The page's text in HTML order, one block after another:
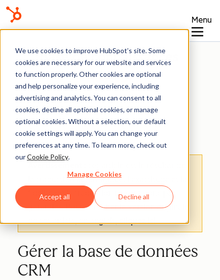
We use cookies to improve HubSpot’s site. Some
cookies are necessary for our website and services
to function properly. Other cookies are optional
and help personalize your experience, including
advertising and analytics. You can consent to all
cookies, decline all optional cookies, or manage
optional cookies. Without a selection, our default
cookie settings will apply. You can change your
preferences at any time. To learn more, check out
ourCookie Policy.
Manage Cookies
Accept all Decline all
Menu
Base de connaissances
Faire vos premiers pas
la traduction automatique, l'exactitude et la
fidélité de la traduction ne sont donc pas
garanties.Pour consulter la version originale
de cet article, en anglais,cliquez ici.
Gérer la base de données
CRM